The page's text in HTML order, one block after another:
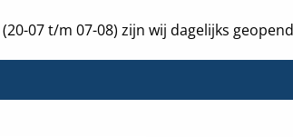
07 t/m 07-08) zijn wij dagelijks